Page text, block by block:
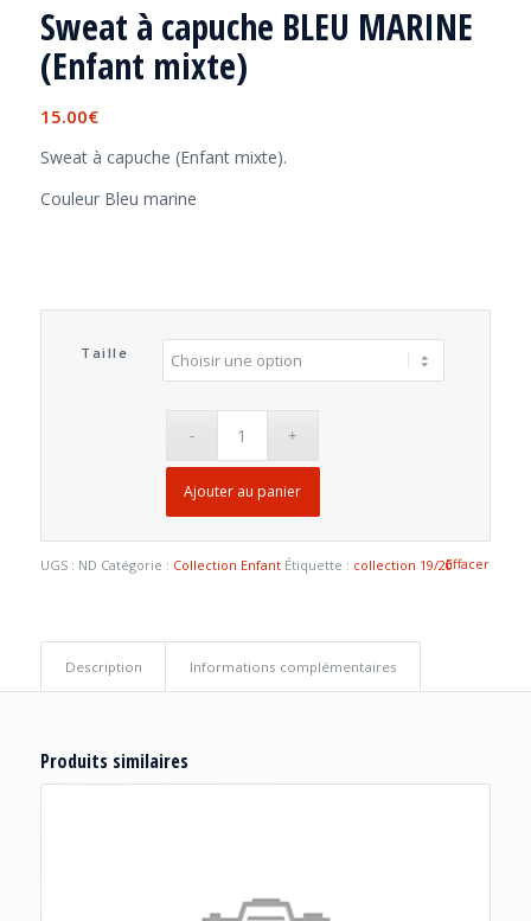
Sweat à capuche BLEU MARINE
(Enfant mixte)
15.00€
Sweat à capuche (Enfant mixte).
Couleur Bleu marine
Taille
Effacer
Ajouter au panier
UGS : ND Catégorie : Collection Enfant Étiquette : collection 19/20
Description Informations complémentaires
Produits similaires